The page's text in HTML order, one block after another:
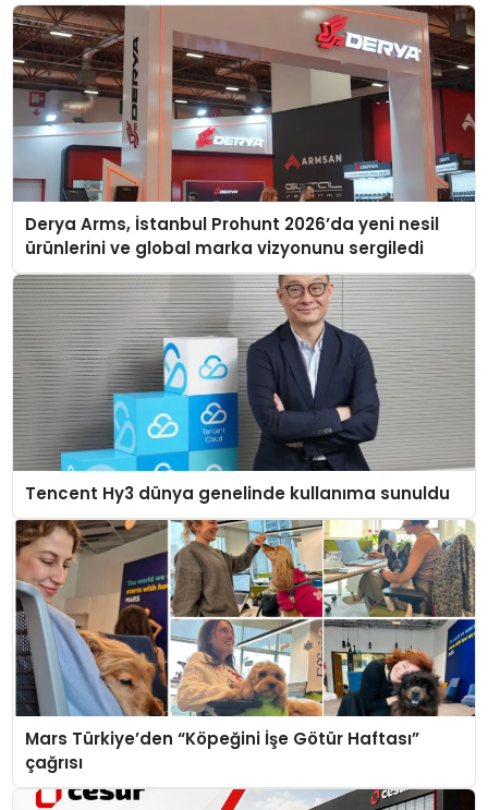
Derya Arms, İstanbul Prohunt 2026’da yeni nesil
ürünlerini ve global marka vizyonunu sergiledi
Tencent Hy3 dünya genelinde kullanıma sunuldu
Mars Türkiye’den “Köpeğini İşe Götür Haftası”
çağrısı